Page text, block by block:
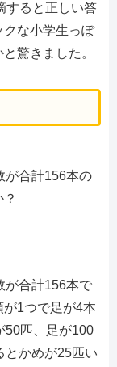
すると正しい答
クな小学生っぽ
驚きました。
が合計156本の
が合計156本で
1つで足が4本
50匹、足が100
とかめが25匹い